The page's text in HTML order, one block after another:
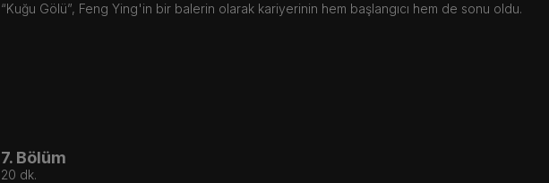
“Kuğu Gölü”, Feng Ying'in bir balerin olarak kariyerinin hem başlangıcı hem de sonu oldu.
7. Bölüm
20 dk.